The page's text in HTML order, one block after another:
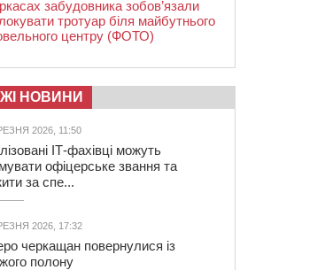
забудовника зобов’язали
тротуар біля майбутнього
центру (ФОТО)
НОВИНИ
2026, 11:50
ІТ-фахівці можуть
офіцерське звання та
за спе...
2026, 17:32
черкащан повернулися із
полону